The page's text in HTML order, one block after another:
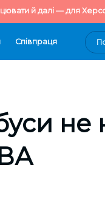
й далі — для
Cпівпраця
не